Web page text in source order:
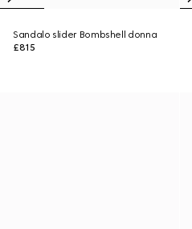
Sandalo slider Bombshell donna
£815